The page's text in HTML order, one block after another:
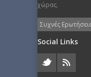
χώρας.
Συχνές
Social Links